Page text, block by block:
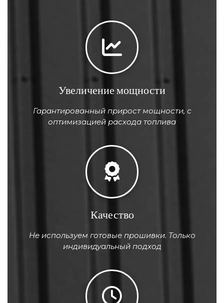
Увеличение мощности
Гарантированный прирост мощности, с
оптимизацией расхода топлива
Качество
Не используем готовые прошивки. Только
индивидуальный подход